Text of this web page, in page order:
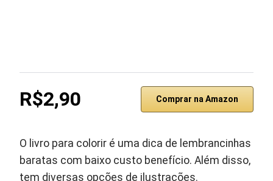
R$2,90 Comprar na Amazon
O livro para colorir é uma dica de lembrancinhas
baratas com baixo custo benefício. Além disso,
tem diversas opções de ilustrações.